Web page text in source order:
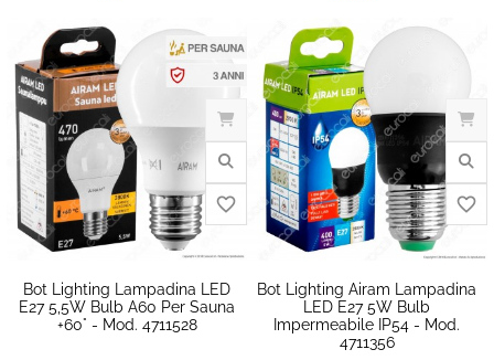
favorite_border
Bot Lighting Lampadina LED
E27 5,5W Bulb A60 Per Sauna
+60° - Mod. 4711528
Bot Lighting Airam Lampadina
LED E27 5W Bulb
Impermeabile IP54 - Mod.
4711356